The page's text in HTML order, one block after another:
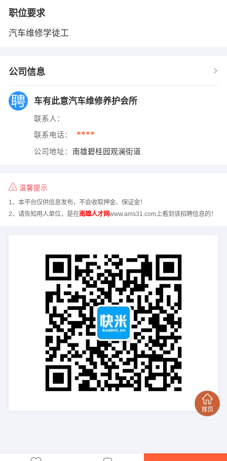
职位要求
汽车维修学徒工
公司信息
车有此意汽车维修养护会所
联系人：
联系电话： ****
公司地址： 南雄碧桂园观澜街道
温馨提示
1、本平台仅供信息发布，不会收取押金、保证金！
2、请告知用人单位，是在南雄人才网www.ams31.com上看到该招聘信息的！